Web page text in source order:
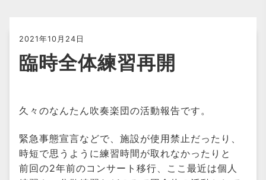
2021年10月24日
臨時全体練習再開
久々のなんたん吹奏楽団の活動報告です。
緊急事態宣言などで、施設が使用禁止だったり、
時短で思うように練習時間が取れなかったりと
前回の2年前のコンサート移行、ここ最近は個人